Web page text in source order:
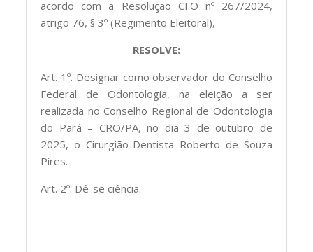
acordo com a Resolução CFO nº 267/2024,
atrigo 76, § 3º (Regimento Eleitoral),
RESOLVE:
Art. 1º. Designar como observador do Conselho
Federal de Odontologia, na eleição a ser
realizada no Conselho Regional de Odontologia
do Pará – CRO/PA, no dia 3 de outubro de
2025, o Cirurgião-Dentista Roberto de Souza
Pires.
Art. 2º. Dê-se ciência.